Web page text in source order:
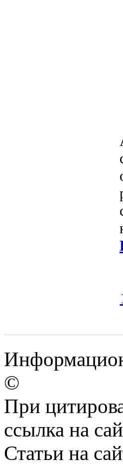
©
При
ссылка на
Статьи на